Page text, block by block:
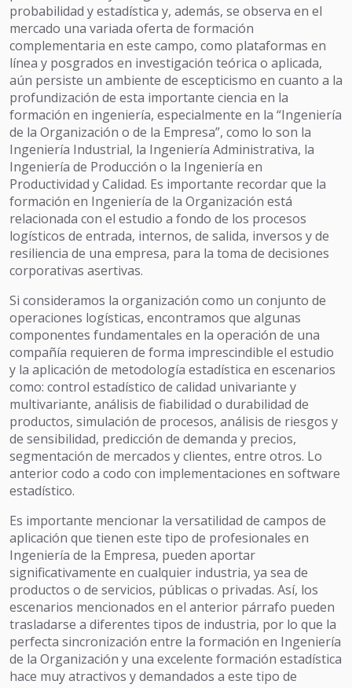
probabilidad y estadística y, además, se observa en el
mercado una variada oferta de formación
complementaria en este campo, como plataformas en
línea y posgrados en investigación teórica o aplicada,
aún persiste un ambiente de escepticismo en cuanto a la
profundización de esta importante ciencia en la
formación en ingeniería, especialmente en la “Ingeniería
de la Organización o de la Empresa”, como lo son la
Ingeniería Industrial, la Ingeniería Administrativa, la
Ingeniería de Producción o la Ingeniería en
Productividad y Calidad. Es importante recordar que la
formación en Ingeniería de la Organización está
relacionada con el estudio a fondo de los procesos
logísticos de entrada, internos, de salida, inversos y de
resiliencia de una empresa, para la toma de decisiones
corporativas asertivas.
Si consideramos la organización como un conjunto de
operaciones logísticas, encontramos que algunas
componentes fundamentales en la operación de una
compañía requieren de forma imprescindible el estudio
y la aplicación de metodología estadística en escenarios
como: control estadístico de calidad univariante y
multivariante, análisis de fiabilidad o durabilidad de
productos, simulación de procesos, análisis de riesgos y
de sensibilidad, predicción de demanda y precios,
segmentación de mercados y clientes, entre otros. Lo
anterior codo a codo con implementaciones en software
estadístico.
Es importante mencionar la versatilidad de campos de
aplicación que tienen este tipo de profesionales en
Ingeniería de la Empresa, pueden aportar
significativamente en cualquier industria, ya sea de
productos o de servicios, públicas o privadas. Así, los
escenarios mencionados en el anterior párrafo pueden
trasladarse a diferentes tipos de industria, por lo que la
perfecta sincronización entre la formación en Ingeniería
de la Organización y una excelente formación estadística
hace muy atractivos y demandados a este tipo de